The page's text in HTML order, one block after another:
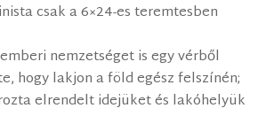
csak a 6×24-es teremtesben
nemzetséget is egy vérből
hogy lakjon a föld egész felszínén;
elrendelt idejüket és lakóhelyük